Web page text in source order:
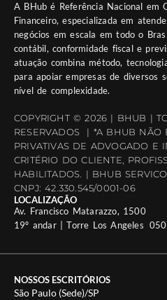
A BHub é Referência Nacional em
Financeiro, especializada em
negócios em escala em todo o
contábil, conformidade fiscal e
atuação combina método,
para apoiar empresas de diversos
nível de complexidade.
COPYRIGHT © 2026 | BHUB |
RESERVADOS | *A BHUB NÃO
PRIVATIVAS DE ADVOGADO E
CRITÉRIO DO CLIENTE,
HABILITADOS. | BHUB
CNPJ: 42.330.545/0001-06
LOCALIZAÇÃO
Av. Francisco Matarazzo, 1500
19º andar | Torre Los Angeles
NOSSOS ESCRITÓRIOS
São Paulo (Sede)/SP